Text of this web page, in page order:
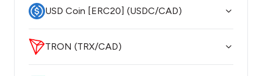
USD Coin [ERC20] (USDC/CAD)
TRON (TRX/CAD)